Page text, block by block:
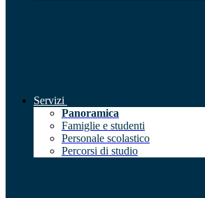
Servizi
Panoramica
Famiglie e studenti
Personale scolastico
Percorsi di studio